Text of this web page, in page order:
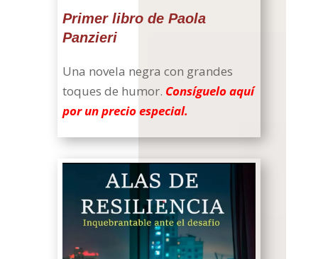
Primer libro de Paola
Panzieri
Una novela negra con grandes
toques de humor. Consíguelo aquí
por un precio especial.